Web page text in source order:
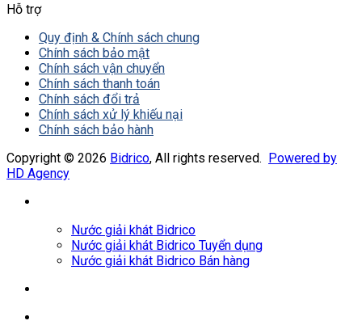
Hỗ trợ
Quy định & Chính sách chung
Chính sách bảo mật
Chính sách vận chuyển
Chính sách thanh toán
Chính sách đổi trả
Chính sách xử lý khiếu nại
Chính sách bảo hành
Copyright © 2026 Bidrico, All rights reserved. Powered by
HD Agency
Nước giải khát Bidrico
Nước giải khát Bidrico Tuyển dụng
Nước giải khát Bidrico Bán hàng